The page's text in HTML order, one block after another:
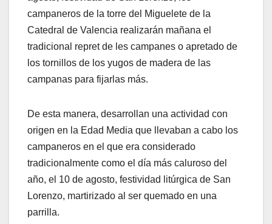
campaneros de la torre del Miguelete de la
Catedral de Valencia realizarán mañana el
tradicional repret de les campanes o apretado de
los tornillos de los yugos de madera de las
campanas para fijarlas más.
De esta manera, desarrollan una actividad con
origen en la Edad Media que llevaban a cabo los
campaneros en el que era considerado
tradicionalmente como el día más caluroso del
año, el 10 de agosto, festividad litúrgica de San
Lorenzo, martirizado al ser quemado en una
parrilla.